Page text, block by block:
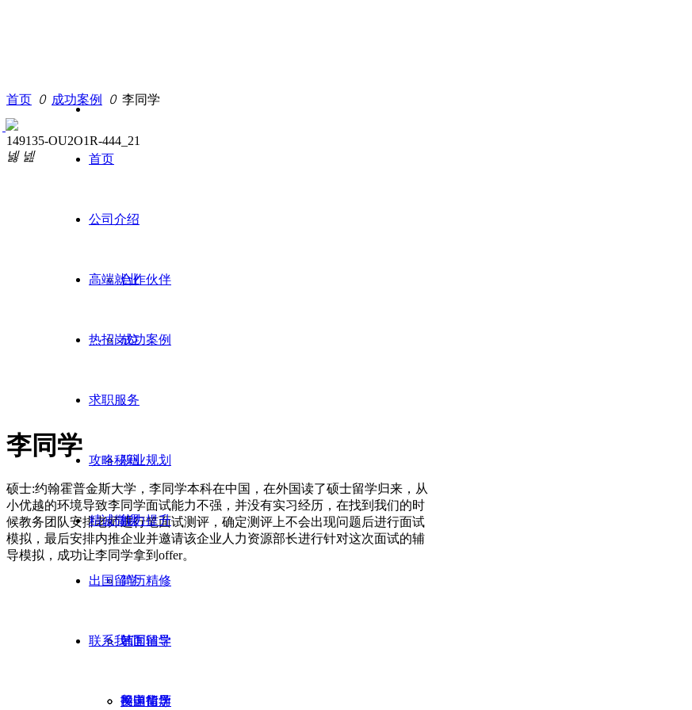
首页
公司介绍
合作伙伴
成功案例
高端就业
热招岗位
求职服务
职业规划
能力提升
简历精修
笔面辅导
网申指导
攻略秘籍
精诚微课
出国留学
韩国留学
美国留学
联系我们
投递简历
首页 ꄲ 成功案例 ꄲ 李同学
149135-OU2O1R-444_21
넳 넲
李同学
硕士:约翰霍普金斯大学，李同学本科在中国，在外国读了硕士留学归来，从
小优越的环境导致李同学面试能力不强，并没有实习经历，在找到我们的时
候教务团队安排老师进行笔面试测评，确定测评上不会出现问题后进行面试
模拟，最后安排内推企业并邀请该企业人力资源部长进行针对这次面试的辅
导模拟，成功让李同学拿到offer。